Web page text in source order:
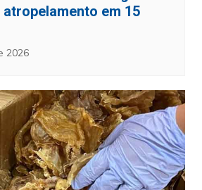
atropelamento em 15
2026